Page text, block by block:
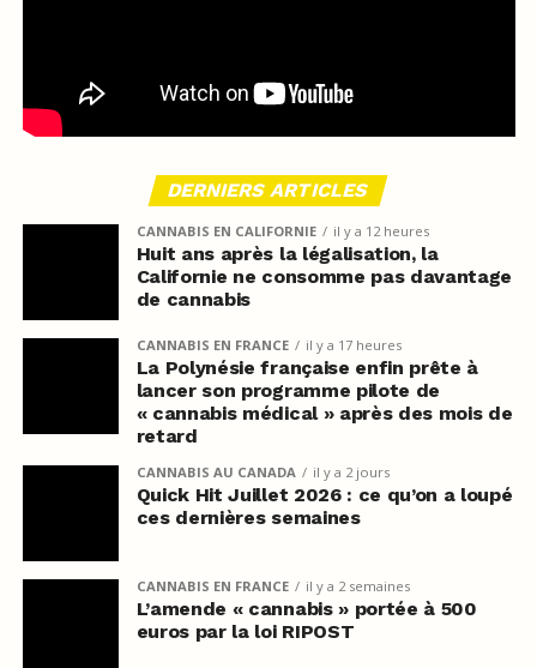
DERNIERS ARTICLES
CANNABIS EN CALIFORNIE il y a 12 heures
Huit ans après la légalisation, la
Californie ne consomme pas davantage
de cannabis
CANNABIS EN FRANCE il y a 17 heures
La Polynésie française enfin prête à
lancer son programme pilote de
« cannabis médical » après des mois de
retard
CANNABIS AU CANADA il y a 2 jours
Quick Hit Juillet 2026 : ce qu’on a loupé
ces dernières semaines
CANNABIS EN FRANCE il y a 2 semaines
L’amende « cannabis » portée à 500
euros par la loi RIPOST